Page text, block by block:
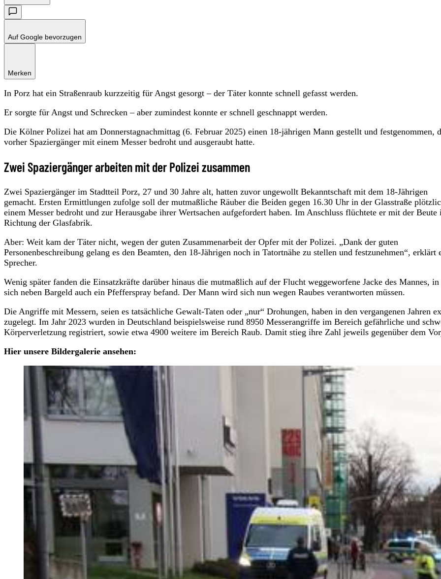
Auf Google bevorzugen
Merken
In Porz hat ein Straßenraub kurzzeitig für Angst gesorgt – der Täter konnte schnell gefasst werden.
Er sorgte für Angst und Schrecken – aber zumindest konnte er schnell geschnappt werden.
Die Kölner Polizei hat am Donnerstagnachmittag (6. Februar 2025) einen 18-jährigen Mann gestellt und festgenommen,
vorher Spaziergänger mit einem Messer bedroht und ausgeraubt hatte.
Zwei Spaziergänger arbeiten mit der Polizei zusammen
Zwei Spaziergänger im Stadtteil Porz, 27 und 30 Jahre alt, hatten zuvor ungewollt Bekanntschaft mit dem 18-Jährigen
gemacht. Ersten Ermittlungen zufolge soll der mutmaßliche Räuber die Beiden gegen 16.30 Uhr in der Glasstraße
einem Messer bedroht und zur Herausgabe ihrer Wertsachen aufgefordert haben. Im Anschluss flüchtete er mit der Beute
Richtung der Glasfabrik.
Aber: Weit kam der Täter nicht, wegen der guten Zusammenarbeit der Opfer mit der Polizei. „Dank der guten
Personenbeschreibung gelang es den Beamten, den 18-Jährigen noch in Tatortnähe zu stellen und festzunehmen“, erklärt
Sprecher.
Wenig später fanden die Einsatzkräfte darüber hinaus die mutmaßlich auf der Flucht weggeworfene Jacke des Mannes, in
sich neben Bargeld auch ein Pfefferspray befand. Der Mann wird sich nun wegen Raubes verantworten müssen.
Die Angriffe mit Messern, seien es tatsächliche Gewalt-Taten oder „nur“ Drohungen, haben in den vergangenen Jahren
zugelegt. Im Jahr 2023 wurden in Deutschland beispielsweise rund 8950 Messerangriffe im Bereich gefährliche und
Körperverletzung registriert, sowie etwa 4900 weitere im Bereich Raub. Damit stieg ihre Zahl jeweils gegenüber dem
Hier unsere Bildergalerie ansehen: